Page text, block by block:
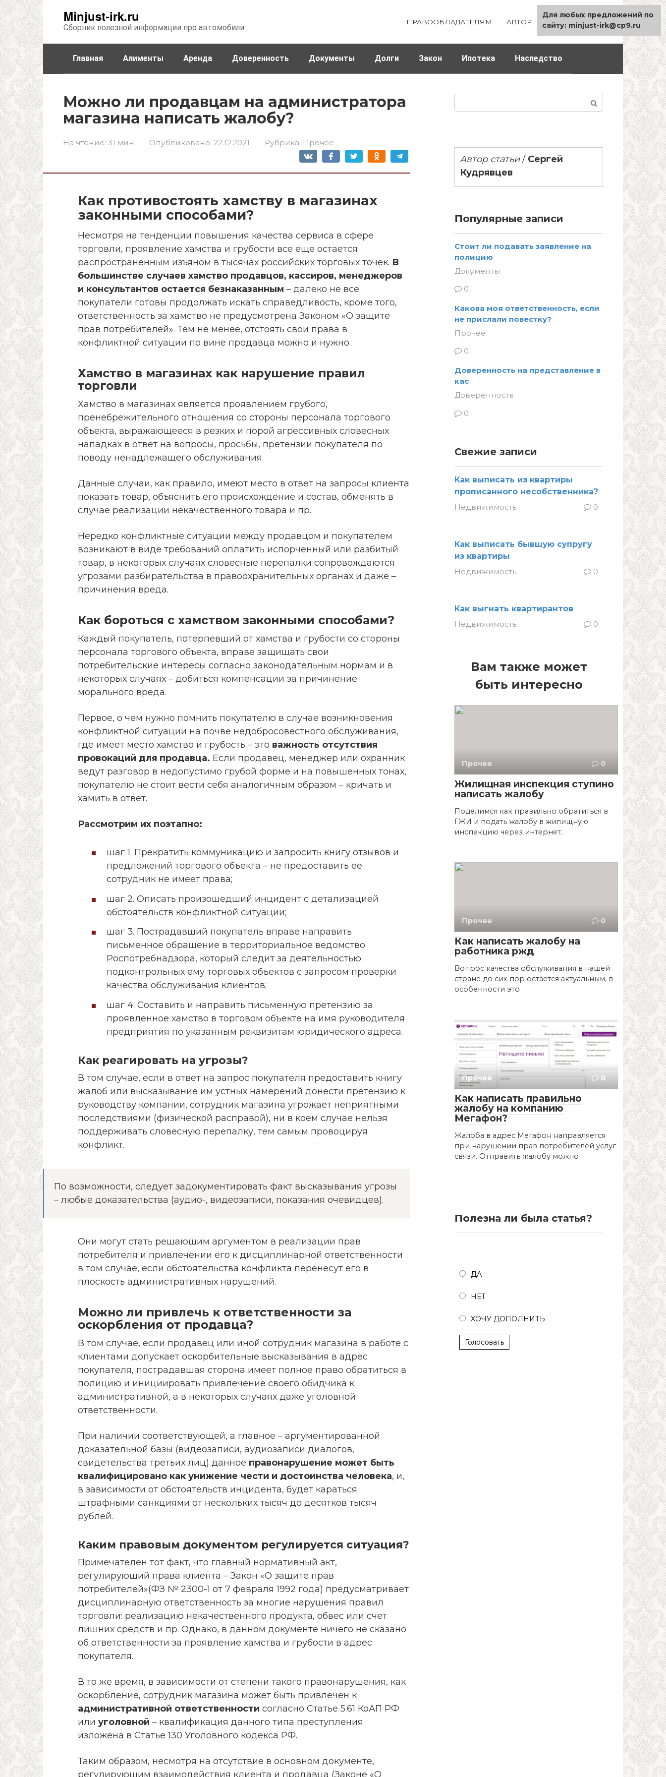
Minjust-irk.ru
Сборник полезной информации про автомобили
ПРАВООБЛАДАТЕЛЯМ АВТОР КАРТА САЙТА
Главная Алименты Аренда Доверенность Документы Долги Закон Ипотека Наследство
Можно ли продавцам на администратора
магазина написать жалобу?
На чтение: 31 мин Опубликовано: 22.12.2021 Рубрика: Прочее
Как противостоять хамству в магазинах
законными способами?
Несмотря на тенденции повышения качества сервиса в сфере
торговли, проявление хамства и грубости все еще остается
распространенным изъяном в тысячах российских торговых точек. В
большинстве случаев хамство продавцов, кассиров, менеджеров
и консультантов остается безнаказанным – далеко не все
покупатели готовы продолжать искать справедливость, кроме того,
ответственность за хамство не предусмотрена Законом «О защите
прав потребителей». Тем не менее, отстоять свои права в
конфликтной ситуации по вине продавца можно и нужно.
Хамство в магазинах как нарушение правил
торговли
Хамство в магазинах является проявлением грубого,
пренебрежительного отношения со стороны персонала торгового
объекта, выражающееся в резких и порой агрессивных словесных
нападках в ответ на вопросы, просьбы, претензии покупателя по
поводу ненадлежащего обслуживания.
Данные случаи, как правило, имеют место в ответ на запросы клиента
показать товар, объяснить его происхождение и состав, обменять в
случае реализации некачественного товара и пр.
Нередко конфликтные ситуации между продавцом и покупателем
возникают в виде требований оплатить испорченный или разбитый
товар, в некоторых случаях словесные перепалки сопровождаются
угрозами разбирательства в правоохранительных органах и даже –
причинения вреда.
Как бороться с хамством законными способами?
Каждый покупатель, потерпевший от хамства и грубости со стороны
персонала торгового объекта, вправе защищать свои
потребительские интересы согласно законодательным нормам и в
некоторых случаях – добиться компенсации за причинение
морального вреда.
Первое, о чем нужно помнить покупателю в случае возникновения
конфликтной ситуации на почве недобросовестного обслуживания,
где имеет место хамство и грубость – это важность отсутствия
провокаций для продавца. Если продавец, менеджер или охранник
ведут разговор в недопустимо грубой форме и на повышенных тонах,
покупателю не стоит вести себя аналогичным образом – кричать и
хамить в ответ.
Рассмотрим их поэтапно:
шаг 1. Прекратить коммуникацию и запросить книгу отзывов и
предложений торгового объекта – не предоставить ее
сотрудник не имеет права;
шаг 2. Описать произошедший инцидент с детализацией
обстоятельств конфликтной ситуации;
шаг 3. Пострадавший покупатель вправе направить
письменное обращение в территориальное ведомство
Роспотребнадзора, который следит за деятельностью
подконтрольных ему торговых объектов с запросом проверки
качества обслуживания клиентов;
шаг 4. Составить и направить письменную претензию за
проявленное хамство в торговом объекте на имя руководителя
предприятия по указанным реквизитам юридического адреса.
Как реагировать на угрозы?
В том случае, если в ответ на запрос покупателя предоставить книгу
жалоб или высказывание им устных намерений донести претензию к
руководству компании, сотрудник магазина угрожает неприятными
последствиями (физической расправой), ни в коем случае нельзя
поддерживать словесную перепалку, тем самым провоцируя
конфликт.
По возможности, следует задокументировать факт высказывания угрозы
– любые доказательства (аудио-, видеозаписи, показания очевидцев).
Они могут стать решающим аргументом в реализации прав
потребителя и привлечении его к дисциплинарной ответственности
в том случае, если обстоятельства конфликта перенесут его в
плоскость административных нарушений.
Можно ли привлечь к ответственности за
оскорбления от продавца?
В том случае, если продавец или иной сотрудник магазина в работе с
клиентами допускает оскорбительные высказывания в адрес
покупателя, пострадавшая сторона имеет полное право обратиться в
полицию и инициировать привлечение своего обидчика к
административной, а в некоторых случаях даже уголовной
ответственности.
При наличии соответствующей, а главное – аргументированной
доказательной базы (видеозаписи, аудиозаписи диалогов,
свидетельства третьих лиц) данное правонарушение может быть
квалифицировано как унижение чести и достоинства человека, и,
в зависимости от обстоятельств инцидента, будет караться
штрафными санкциями от нескольких тысяч до десятков тысяч
рублей.
Каким правовым документом регулируется ситуация?
Примечателен тот факт, что главный нормативный акт,
регулирующий права клиента – Закон «О защите прав
потребителей»(ФЗ № 2300-1 от 7 февраля 1992 года) предусматривает
дисциплинарную ответственность за многие нарушения правил
торговли: реализацию некачественного продукта, обвес или счет
лишних средств и пр. Однако, в данном документе ничего не сказано
об ответственности за проявление хамства и грубости в адрес
покупателя.
В то же время, в зависимости от степени такого правонарушения, как
оскорбление, сотрудник магазина может быть привлечен к
административной ответственности согласно Статье 5.61 КоАП РФ
или уголовной – квалификация данного типа преступления
изложена в Статье 130 Уголовного кодекса РФ.
Таким образом, несмотря на отсутствие в основном документе,
регулирующим взаимодействия клиента и продавца (Законе «О
Автор статьи/ Сергей
Кудрявцев
Популярные записи
Стоит ли подавать заявление на
полицию
Документы
0
Какова моя ответственность, если
не прислали повестку?
Прочее
0
Доверенность на представление в
кас
Доверенность
0
Свежие записи
Как выписать из квартиры
прописанного несобственника?
Недвижимость
0
Как выписать бывшую супругу
из квартиры
Недвижимость
0
Как выгнать квартирантов
Недвижимость
0
Вам также может
быть интересно
Прочее 0
Жилищная инспекция ступино
написать жалобу
Поделимся как правильно обратиться в
ГЖИ и подать жалобу в жилищную
инспекцию через интернет.
Прочее 0
Как написать жалобу на
работника ржд
Вопрос качества обслуживания в нашей
стране до сих пор остается актуальным, в
особенности это
Прочее 0
Как написать правильно
жалобу на компанию
Мегафон?
Жалоба в адрес Мегафон направляется
при нарушении прав потребителей услуг
связи. Отправить жалобу можно
Полезна ли была статья?
ДА
НЕТ
ХОЧУ ДОПОЛНИТЬ
Голосовать
Для любых предложений по
сайту: minjust-irk@cp9.ru